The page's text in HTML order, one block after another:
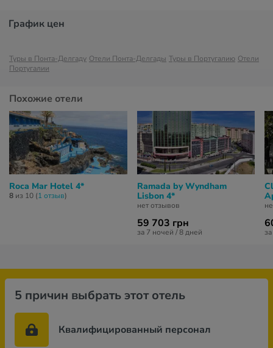
График цен
Туры в Понта-Делгаду Отели Понта-Делгады Туры в Португалию Отели
Португалии
Похожие отели
Roca Mar Hotel 4*
8 из 10 (1 отзыв)
Ramada by Wyndham
Lisbon 4*
нет отзывов
59 703 грн
за 7 ночей / 8 дней
5 причин выбрать этот отель
Квалифицированный персонал